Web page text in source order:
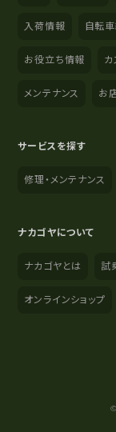
入荷情報 自転
お役立ち情報 カ
メンテナンス お
サービスを探す
修理・メンテナンス
ナカゴヤについて
ナカゴヤとは 試
オンラインショップ